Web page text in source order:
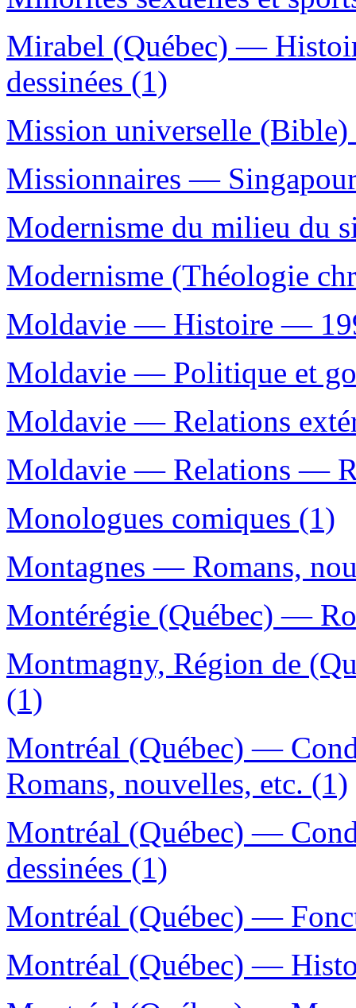
Mirabel (Québec) —
dessinées (1)
Mission universelle (Bible)
Missionnaires —
Modernisme du milieu du
Modernisme (Théologie
Moldavie — Histoire —
Moldavie — Politique et
Moldavie — Relations
Moldavie — Relations —
Monologues comiques (1)
Montagnes — Romans,
Montérégie (Québec) —
Montmagny, Région de
(1)
Montréal (Québec) —
Romans, nouvelles, etc. (1)
Montréal (Québec) —
dessinées (1)
Montréal (Québec) —
Montréal (Québec) —